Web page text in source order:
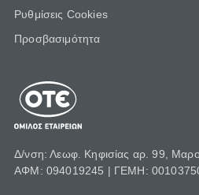
Ρυθμίσεις Cookies
Προσβασιμότητα
Δ/νση: Λεωφ. Κηφισίας αρ. 99,
ΑΦΜ: 094019245 | ΓΕΜΗ: